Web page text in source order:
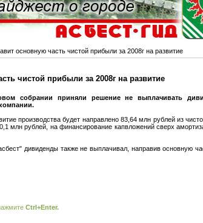
основную часть чистой прибыли за 2008г на развитие
чистой прибыли за 2008г на развитие
собрании приняли решение не выплачивать
производства будет направлено 83,64 млн рублей из
млн рублей, на финансирование капвложений сверх
дивиденды также не выплачивал, направив основную
Ctrl+Enter.